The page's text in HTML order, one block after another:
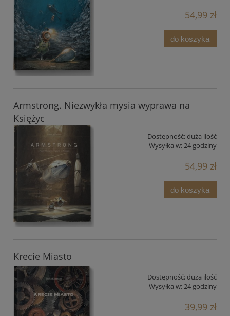
54,99 zł
do koszyka
Armstrong. Niezwykła mysia wyprawa na
Księżyc
Dostępność: duża ilość
Wysyłka w:24 godziny
54,99 zł
do koszyka
Krecie Miasto
Dostępność: duża ilość
Wysyłka w:24 godziny
39,99 zł